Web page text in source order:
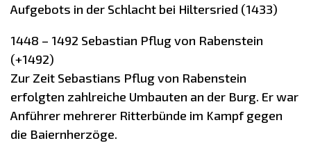
Aufgebots in der Schlacht bei Hiltersried (1433)
1448 – 1492 Sebastian Pflug von Rabenstein
(+1492)
Zur Zeit Sebastians Pflug von Rabenstein
erfolgten zahlreiche Umbauten an der Burg. Er war
Anführer mehrerer Ritterbünde im Kampf gegen
die Baiernherzöge.